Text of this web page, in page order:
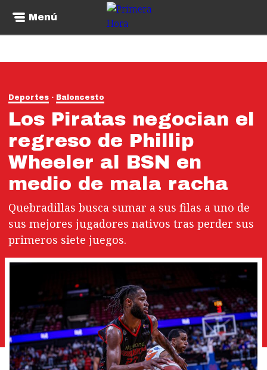
Menú
Deportes Baloncesto
Los Piratas negocian el
regreso de Phillip
Wheeler al BSN en
medio de mala racha
Quebradillas busca sumar a sus filas a uno de
sus mejores jugadores nativos tras perder sus
primeros siete juegos.